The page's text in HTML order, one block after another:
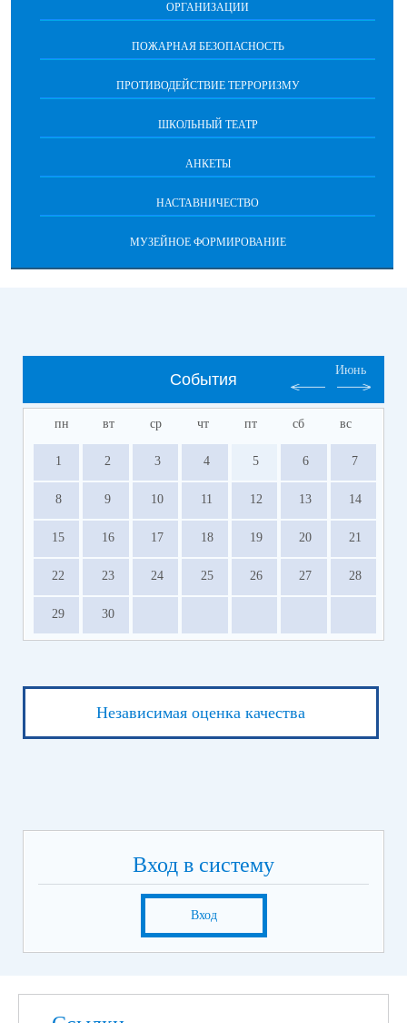
ОРГАНИЗАЦИИ
ПОЖАРНАЯ БЕЗОПАСНОСТЬ
ПРОТИВОДЕЙСТВИЕ ТЕРРОРИЗМУ
ШКОЛЬНЫЙ ТЕАТР
АНКЕТЫ
НАСТАВНИЧЕСТВО
МУЗЕЙНОЕ ФОРМИРОВАНИЕ
События
Июнь
пн вт ср чт пт сб вс
1 2 3 4 5 6 7
8 9 10 11 12 13 14
15 16 17 18 19 20 21
22 23 24 25 26 27 28
29 30
Независимая оценка качества
Вход в систему
Вход